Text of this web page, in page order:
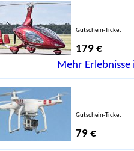
Gutschein-Ticket
179 €
Mehr
Gutschein-Ticket
79 €